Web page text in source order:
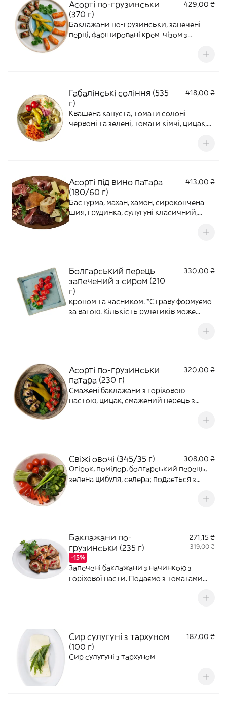
копченої вишні.
Асорті по-грузинськи
(370 г)
429,00 ₴
Баклажани по-грузинськи, запечені
перці, фаршировані крем-чізом з
Габалінські соління (535
г)
418,00 ₴
Квашена капуста, томати солоні
червоні та зелені, томати кімчі, цицак,
Асорті під вино патара
(180/60 г)
413,00 ₴
Бастурма, махан, хамон, сирокопчена
шия, грудинка, сулугуні класичний,
Болгарський перець
запечений з сиром (210
г)
330,00 ₴
кропом та часником. *Страву формуємо
за вагою. Кількість рулетиків може
Асорті по-грузинськи
патара (230 г)
320,00 ₴
Смажені баклажани з горіховою
пастою, цицак, смажений перець з
Кількість рулетиків може змінюватися в
Свіжі овочі (345/35 г)
308,00 ₴
Огірок, помідор, болгарський перець,
зелена цибуля, селера; подається з
Баклажани по-
грузинськи (235 г)
-15%
271,15 ₴
319,00 ₴
Запечені баклажани з начинкою з
горіхової пасти. Подаємо з томатами
Кількість рулетиків може змінюватися в
Сир сулугуні з тархуном
(100 г)
187,00 ₴
Сир сулугуні з тархуном